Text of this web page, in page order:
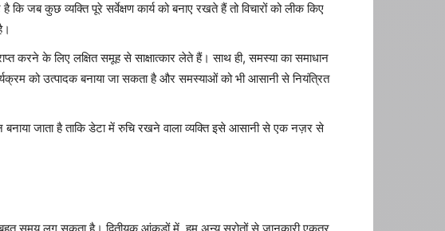
कि जब कुछ व्यक्ति पूरे सर्वेक्षण कार्य को बनाए रखते हैं तो विचारों को लीक किए
करने के लिए लक्षित समूह से साक्षात्कार लेते हैं। साथ ही, समस्या का समाधान
को उत्पादक बनाया जा सकता है और समस्याओं को भी आसानी से नियंत्रित
जाता है ताकि डेटा में रुचि रखने वाला व्यक्ति इसे आसानी से एक नज़र से